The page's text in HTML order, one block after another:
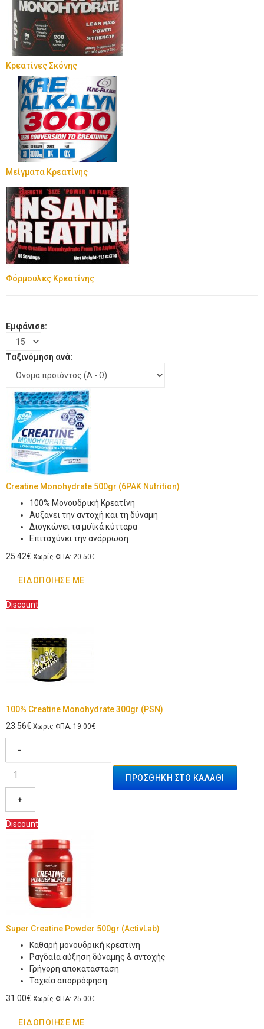
Κρεατίνες Σκόνης
Μείγματα Κρεατίνης
Φόρμουλες Κρεατίνης
Εμφάνισε:
Ταξινόμηση ανά:
Creatine Monohydrate 500gr (6PAK Nutrition)
100% Μονουδρική Κρεατίνη
Αυξάνει την αντοχή και τη δύναμη
Διογκώνει τα μυϊκά κύτταρα
Επιταχύνει την ανάρρωση
25.42€ Χωρίς ΦΠΑ: 20.50€
ΕΙΔΟΠΟΊΗΣΈ ΜΕ
Discount
100% Creatine Monohydrate 300gr (PSN)
23.56€ Χωρίς ΦΠΑ: 19.00€
-
+
Discount
Super Creatine Powder 500gr (ActivLab)
Kαθαρή μονοϋδρική κρεατίνη
Ραγδαία αύξηση δύναμης & αντοχής
Γρήγορη αποκατάσταση
Ταχεία απορρόφηση
31.00€ Χωρίς ΦΠΑ: 25.00€
ΕΙΔΟΠΟΊΗΣΈ ΜΕ